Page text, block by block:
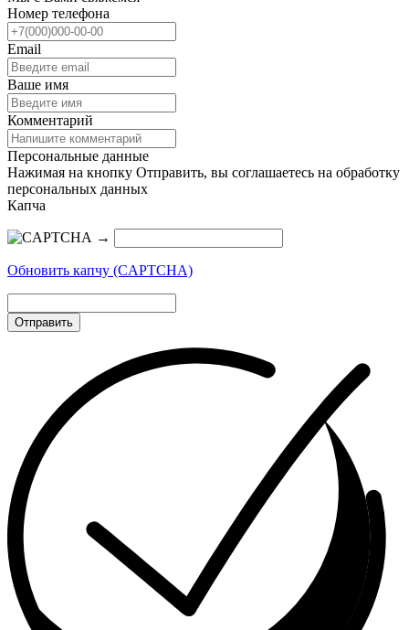
Номер телефона
Email
Ваше имя
Комментарий
Персональные данные
Нажимая на кнопку Отправить, вы соглашаетесь на обработку
персональных данных
Капча
→
Обновить капчу (CAPTCHA)
Отправить